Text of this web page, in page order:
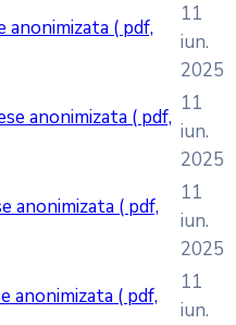
anonimizata ( pdf,
11
iun.
2025
anonimizata ( pdf,
11
iun.
2025
anonimizata ( pdf,
11
iun.
2025
anonimizata ( pdf,
11
iun.